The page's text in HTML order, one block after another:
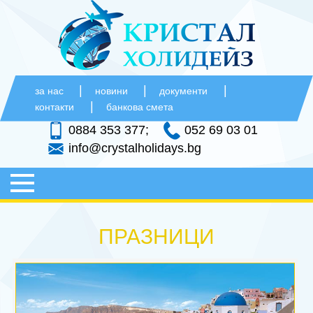
за нас | новини | документи |
контакти | банкова смета
0884 353 377;
052 69 03 01
info@crystalholidays.bg
ПОЧИВКИ
ХЪРВАТИЯ
ПРАЗНИЦИ